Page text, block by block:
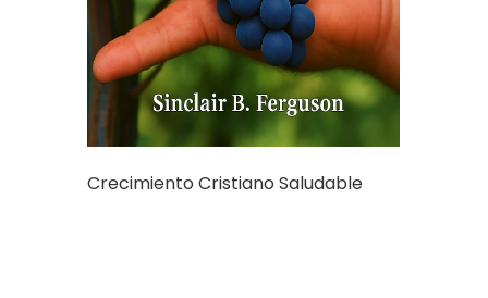
Crecimiento Cristiano Saludable